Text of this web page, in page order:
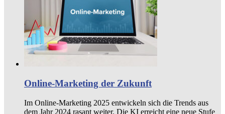
Online-Marketing der Zukunft
Im Online-Marketing 2025 entwickeln sich die Trends aus
dem Jahr 2024 rasant weiter. Die KI erreicht eine neue Stufe